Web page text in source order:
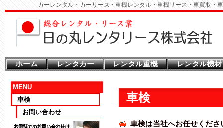
カーレンタル・カーリース・重機レンタル・重機リース・車買取・
ホーム レンタカー レンタル重機 レンタル機材
MENU
車検
お問い合わせ
車検
車検は当社へお任せくださ